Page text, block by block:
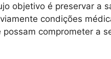
objetivo é preservar a
condições
comprometer a